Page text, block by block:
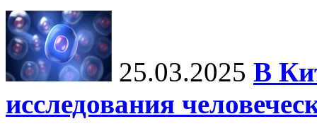
25.03.2025 В
исследования